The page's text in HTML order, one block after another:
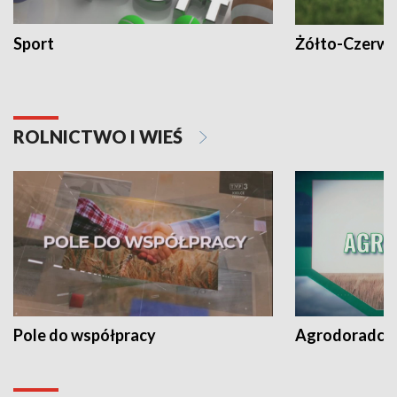
Sport Żółto-
ROLNICTWO I WIEŚ
Pole do współpracy Agrodoradcy